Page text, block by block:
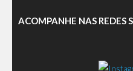
ACOMPANHE NAS REDES